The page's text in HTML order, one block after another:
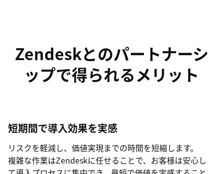
Zendeskとのパートナーシ
ップで得られるメリット
短期間で導入効果を実感
リスクを軽減し、価値実現までの時間を短縮します。
複雑な作業はZendeskに任せることで、お客様は安心し